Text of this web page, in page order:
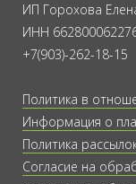
ИП Горохова
ИНН
+7(903)-262-18-15
Политика в
Информация о
Политика
Согласие на